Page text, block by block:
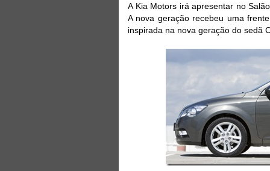
A Kia Motors irá apresentar no
A nova geração recebeu uma
inspirada na nova geração do sedã